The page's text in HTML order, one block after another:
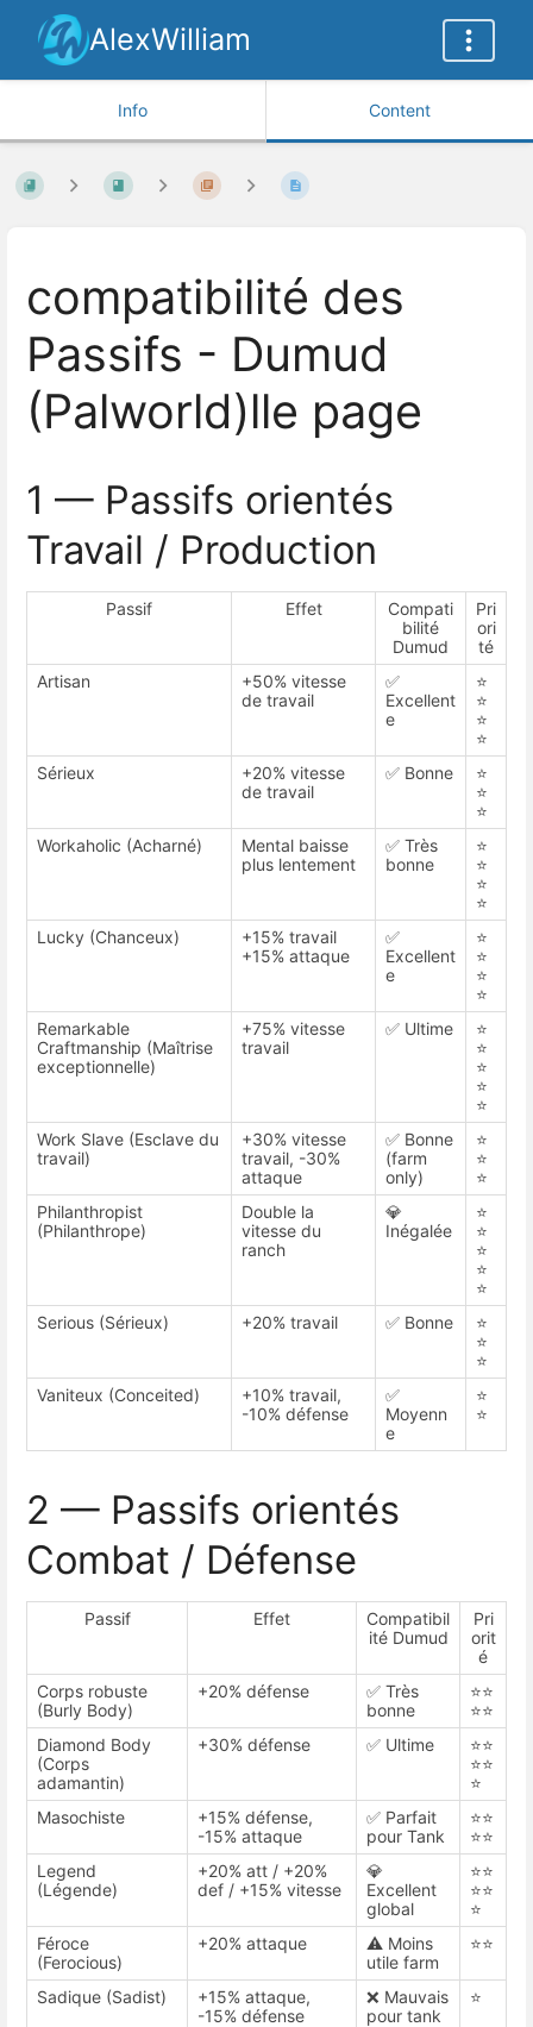
AlexWilliam
Info Content
compatibilité des
Passifs - Dumud
(Palworld)lle page
1 — Passifs orientés
Travail / Production
Passif Effet
Compati
bilité
Dumud
Pri
ori
té
Artisan
+50% vitesse
de travail
✅
Excellent
e
⭐
⭐
⭐
⭐
Sérieux
+20% vitesse
de travail
✅ Bonne
⭐
⭐
⭐
Workaholic (Acharné)
Mental baisse
plus lentement
✅ Très
bonne
⭐
⭐
⭐
⭐
Lucky (Chanceux)
+15% travail
+15% attaque
✅
Excellent
e
⭐
⭐
⭐
⭐
Remarkable
Craftmanship (Maîtrise
exceptionnelle)
+75% vitesse
travail
✅ Ultime
⭐
⭐
⭐
⭐
⭐
Work Slave (Esclave du
travail)
+30% vitesse
travail, -30%
attaque
✅ Bonne
(farm
only)
⭐
⭐
⭐
Philanthropist
(Philanthrope)
Double la
vitesse du
ranch
💎
Inégalée
⭐
⭐
⭐
⭐
⭐
Serious (Sérieux)
+20% travail ✅ Bonne
⭐
⭐
⭐
Vaniteux (Conceited)
+10% travail,
-10% défense
✅
Moyenn
e
⭐
⭐
2 — Passifs orientés
Combat / Défense
Passif Effet
Compatibil
ité Dumud
Pri
orit
é
Corps robuste
(Burly Body)
+20% défense
✅ Très
bonne
⭐⭐
⭐⭐
Diamond Body
(Corps
adamantin)
+30% défense ✅ Ultime
⭐⭐
⭐⭐
⭐
Masochiste
+15% défense,
-15% attaque
✅ Parfait
pour Tank
⭐⭐
⭐⭐
Legend
(Légende)
+20% att / +20%
def / +15% vitesse
💎
Excellent
global
⭐⭐
⭐⭐
⭐
Féroce
(Ferocious)
+20% attaque
⚠️ Moins
utile farm
⭐⭐
Sadique (Sadist)
+15% attaque,
-15% défense
❌ Mauvais
pour tank
⭐